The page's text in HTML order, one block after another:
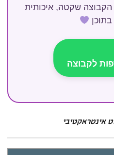
שקטה, איכותית
לקבוצה
אינטראקטיבי